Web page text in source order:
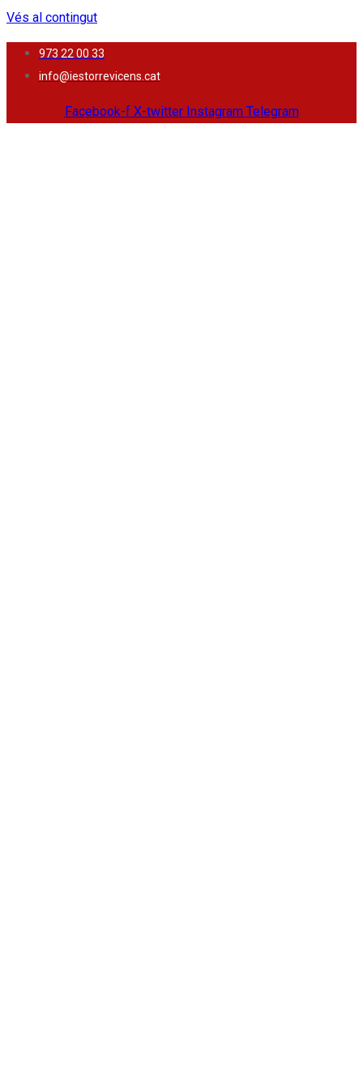
Vés al contingut
973 22 00 33
info@iestorrevicens.cat
Facebook-f X-twitter Instagram Telegram